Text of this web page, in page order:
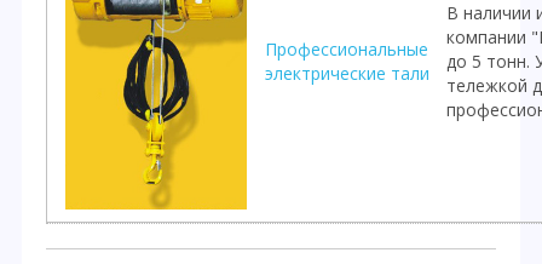
Профессиональные
электрические тали
В наличии
компании
до 5 тонн.
тележкой